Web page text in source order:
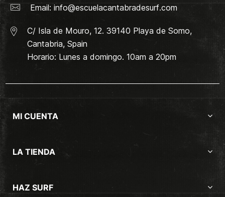
Email: info@escuelacantabradesurf.com
C/ Isla de Mouro, 12. 39140 Playa de Somo,
Cantabria, Spain
Horario: Lunes a domingo. 10am a 20pm
MI CUENTA
LA TIENDA
HAZ SURF